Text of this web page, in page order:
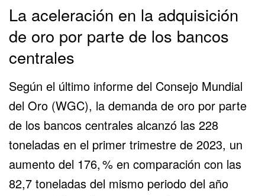
La aceleración en la adquisición
de oro por parte de los bancos
centrales
Según el último informe del Consejo Mundial
del Oro (WGC), la demanda de oro por parte
de los bancos centrales alcanzó las 228
toneladas en el primer trimestre de 2023, un
aumento del 176, % en comparación con las
82,7 toneladas del mismo periodo del año